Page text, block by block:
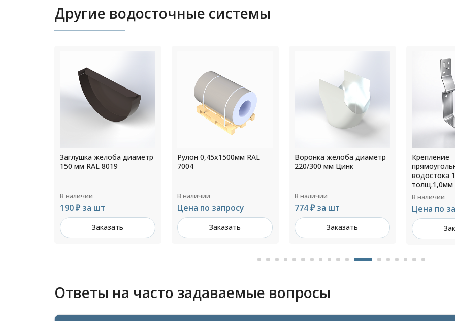
Другие водосточные системы
Рулон 0,45x1500мм RAL
7004
В наличии
Цена по запросу
Заказать
Воронка желоба диаметр
220/300 мм Цинк
В наличии
774 ₽ за шт
Заказать
Крепление
прямоугольного
В наличии
Цена по запросу
Заказать
Колено
250 мм RAL
В наличии
646 ₽ за
Ответы на часто задаваемые вопросы